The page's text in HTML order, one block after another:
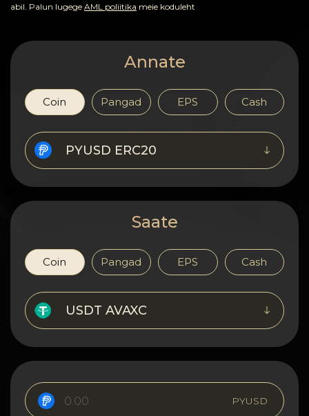
Konfidentsiaalsus
Kontaktid
Wiki
FAQ
Maine
Saidi kaart
abil. Palun lugege AML poliitika meie koduleht
Annate
Coin Pangad EPS Cash
PYUSD ERC20
PYUSD
Saate
Coin Pangad EPS Cash
USDT AVAXC